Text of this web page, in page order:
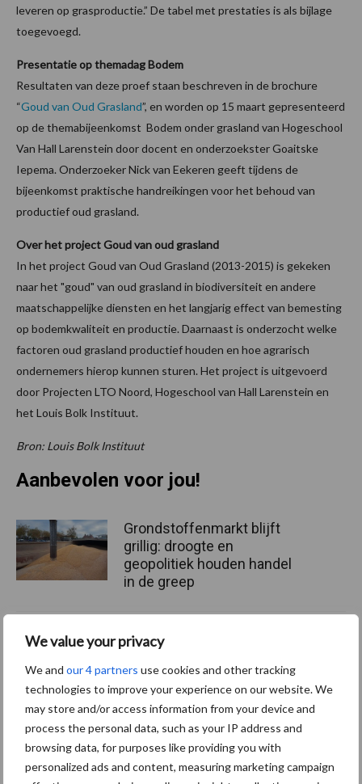
We value your privacy
We and our 4 partners use cookies and other tracking
technologies to improve your experience on our website. We
may store and/or access information from your device and
process the personal data, such as your IP address and
browsing data, for purposes like providing you with
personalized ads and content, measuring marketing campaign
leveren op grasproductie.” De tabel met prestaties is als bijlage
toegevoegd.
Presentatie op themadag Bodem
Resultaten van deze proef staan beschreven in de brochure
“Goud van Oud Grasland”, en worden op 15 maart gepresenteerd
op de themabijeenkomst Bodem onder grasland van Hogeschool
Van Hall Larenstein door docent en onderzoekster Goaitske
Iepema. Onderzoeker Nick van Eekeren geeft tijdens de
bijeenkomst praktische handreikingen voor het behoud van
productief oud grasland.
Over het project Goud van oud grasland
In het project Goud van Oud Grasland (2013-2015) is gekeken
naar het "goud" van oud grasland in biodiversiteit en andere
maatschappelijke diensten en het langjarig effect van bemesting
op bodemkwaliteit en productie. Daarnaast is onderzocht welke
factoren oud grasland productief houden en hoe agrarisch
ondernemers hierop kunnen sturen. Het project is uitgevoerd
door Projecten LTO Noord, Hogeschool van Hall Larenstein en
het Louis Bolk Instituut.
Bron: Louis Bolk Instituut
Aanbevolen voor jou!
Grondstoffenmarkt blijft
grillig: droogte en
geopolitiek houden handel
in de greep
De speenhuid: een vaak
onderschatte risicofactor
voor mastitis
ForFarmers ziet volume en
marktaandeel groeien in
krimpende Nederlandse